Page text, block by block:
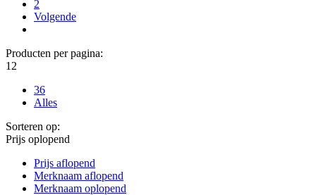
2
Volgende
Producten per pagina:
12
36
Alles
Sorteren op:
Prijs oplopend
Prijs aflopend
Merknaam aflopend
Merknaam oplopend